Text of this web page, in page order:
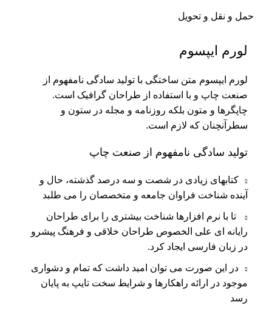
حمل و نقل و تحویل
لورم ایپسوم
لورم ایپسوم متن ساختگی با تولید سادگی نامفهوم از
صنعت چاپ و با استفاده از طراحان گرافیک است.
چاپگرها و متون بلکه روزنامه و مجله در ستون و
سطرآنچنان که لازم است.
تولید سادگی نامفهوم از صنعت چاپ
کتابهای زیادی در شصت و سه درصد گذشته، حال و
آینده شناخت فراوان جامعه و متخصصان را می طلبد
تا با نرم افزارها شناخت بیشتری را برای طراحان
رایانه ای علی الخصوص طراحان خلاقی و فرهنگ پیشرو
در زبان فارسی ایجاد کرد.
در این صورت می توان امید داشت که تمام و دشواری
موجود در ارائه راهکارها و شرایط سخت تایپ به پایان
رسد